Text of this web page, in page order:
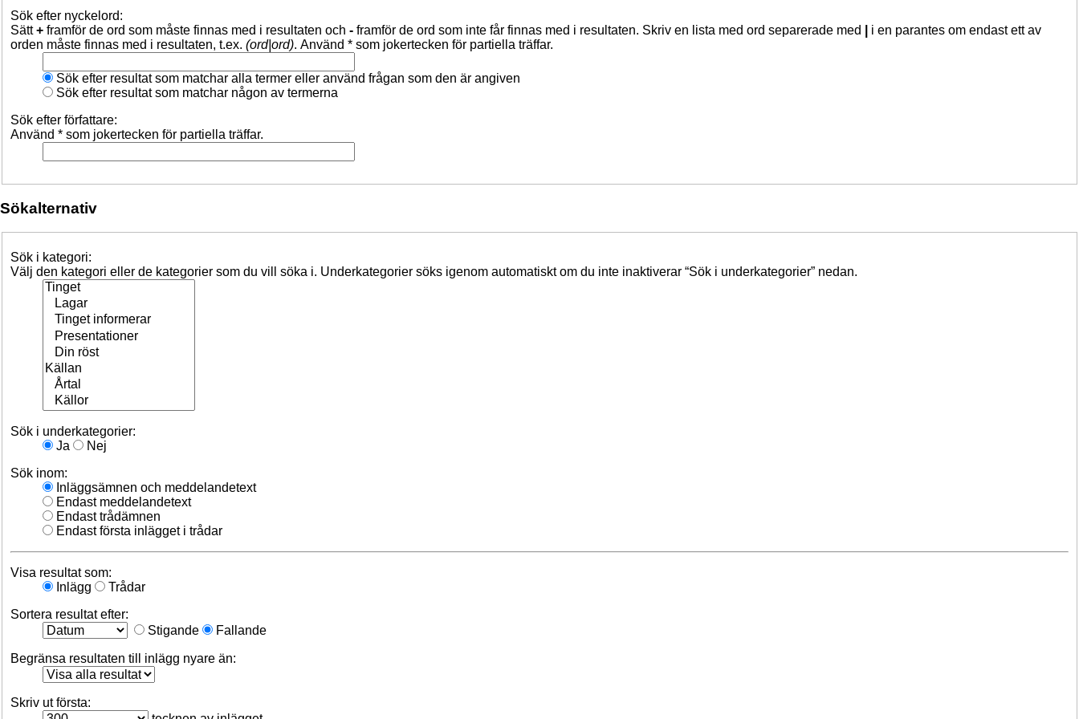
Sök efter nyckelord:
Sätt+ framför de ord som måste finnas med i resultaten och - framför de ord som inte får finnas med i resultaten. Skriv en lista med ord separerade med
i en parantes om endast ett av
orden måste finnas med i resultaten, t.ex. (ord|ord). Använd * som jokertecken för partiella träffar.
Sök efter resultat som matchar alla termer eller använd frågan som den är angiven
Sök efter resultat som matchar någon av termerna
Sök efter författare:
Använd * som jokertecken för partiella träffar.
Sökalternativ
Sök i kategori:
Välj den kategori eller de kategorier som du vill söka i. Underkategorier söks igenom automatiskt om du inte inaktiverar “Sök i underkategorier” nedan.
Sök i underkategorier:
Ja
Nej
Sök inom:
Inläggsämnen och meddelandetext
Endast meddelandetext
Endast trådämnen
Endast första inlägget i trådar
Visa resultat som:
Inlägg
Trådar
Sortera resultat efter:
Stigande
Fallande
Begränsa resultaten till inlägg nyare än:
Skriv ut första: